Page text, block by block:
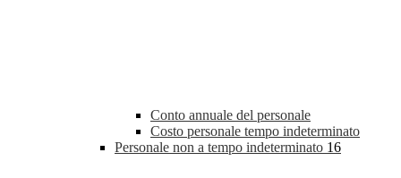
Conto annuale del personale
Costo personale tempo indeterminato
Personale non a tempo indeterminato 16